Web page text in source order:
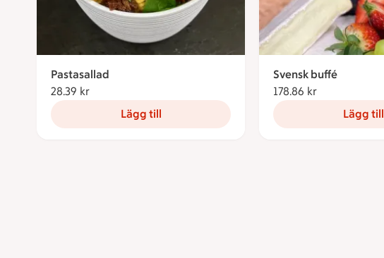
Pastasallad
28.39 kr
Lägg till
Svensk buffé
178.86 kr
Lägg till